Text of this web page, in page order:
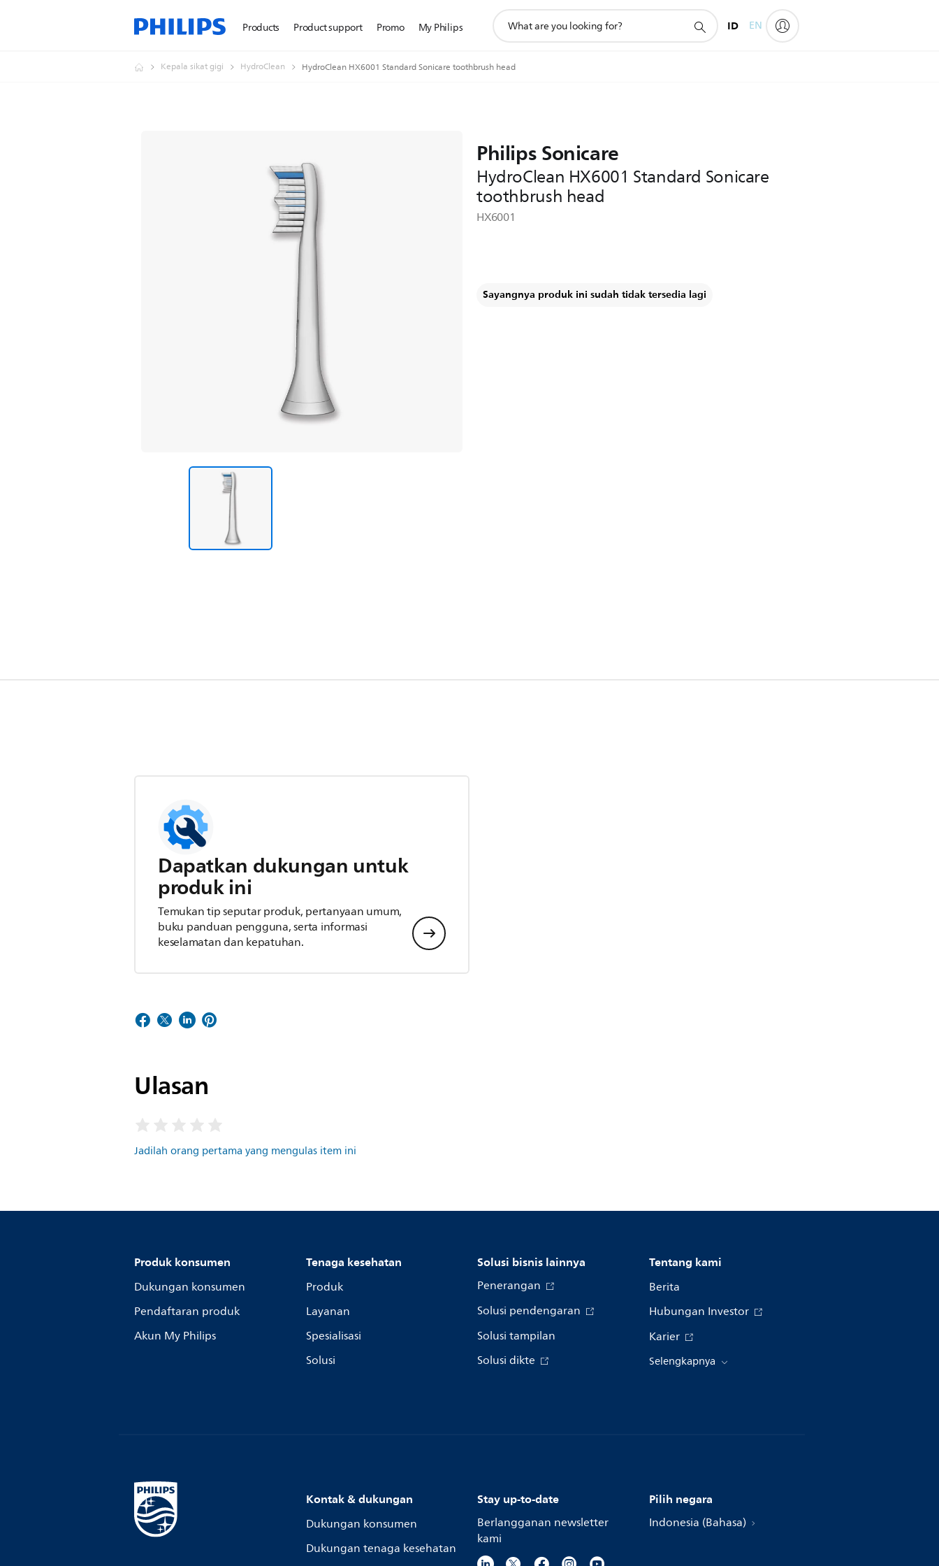
Products Product support Promo My Philips
pencarian
ID EN
Kepala sikat gigi HydroClean HydroClean HX6001 Standard Sonicare toothbrush head
Philips Sonicare
HydroClean HX6001 Standard Sonicare
toothbrush head
HX6001
Sayangnya produk ini sudah tidak tersedia lagi
Dapatkan dukungan untuk
produk ini
Temukan tip seputar produk, pertanyaan umum,
buku panduan pengguna, serta informasi
keselamatan dan kepatuhan.
Ulasan
Jadilah orang pertama yang mengulas item ini
Produk konsumen
Dukungan konsumen
Pendaftaran produk
Akun My Philips
Tenaga kesehatan
Produk
Layanan
Spesialisasi
Solusi
Solusi bisnis lainnya
Penerangan
Solusi pendengaran
Solusi tampilan
Solusi dikte
Tentang kami
Berita
Hubungan Investor
Karier
Selengkapnya
Kontak & dukungan
Dukungan konsumen
Dukungan tenaga kesehatan
Stay up-to-date
Berlangganan newsletter
kami
Pilih negara
Indonesia (Bahasa)